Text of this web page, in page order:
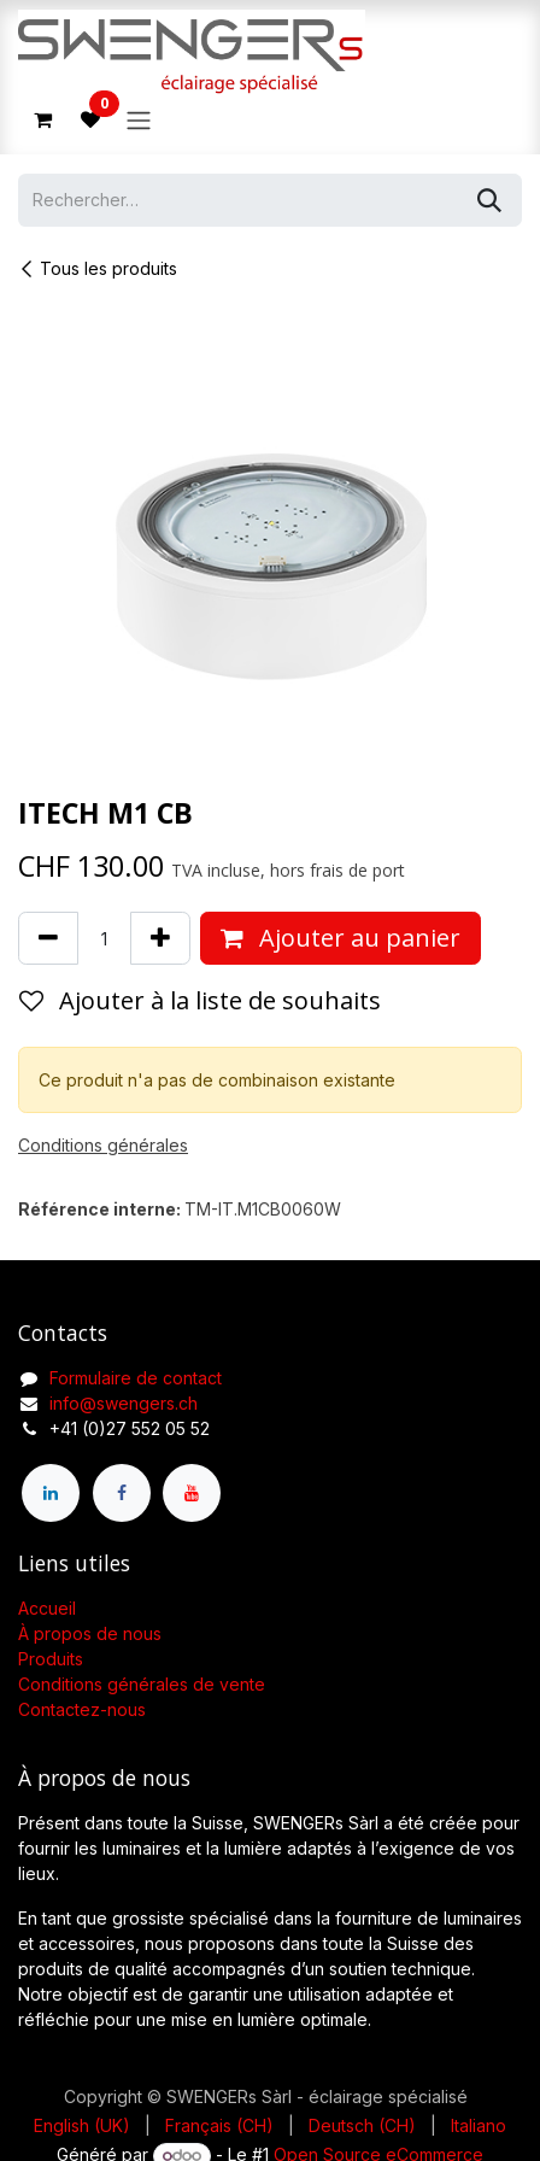
Se rendre au contenu
0
Tous les produits
ITECH M1 CB
CHF 130.00 TVA incluse, hors frais de port
Ajouter au panier
Ajouter à la liste de souhaits
Ce produit n'a pas de combinaison existante
Conditions générales
Référence interne: TM-IT.M1CB0060W
Contacts
Formulaire de contact
info@swengers.ch
+41 (0)27 552 05 52
Liens utiles
Accueil
À propos de nous
Produits
Conditions générales de vente
Contactez-nous
À propos de nous
Présent dans toute la Suisse, SWENGERs Sàrl a été créée pour
fournir les luminaires et la lumière adaptés à l’exigence de vos
lieux.
En tant que grossiste spécialisé dans la fourniture de luminaires
et accessoires, nous proposons dans toute la Suisse des
produits de qualité accompagnés d’un soutien technique.
Notre objectif est de garantir une utilisation adaptée et
réfléchie pour une mise en lumière optimale.
Copyright © SWENGERs Sàrl - éclairage spécialisé
English (UK)
Français (CH) Deutsch (CH)
Italiano
Généré par
- Le #1Open Source eCommerce